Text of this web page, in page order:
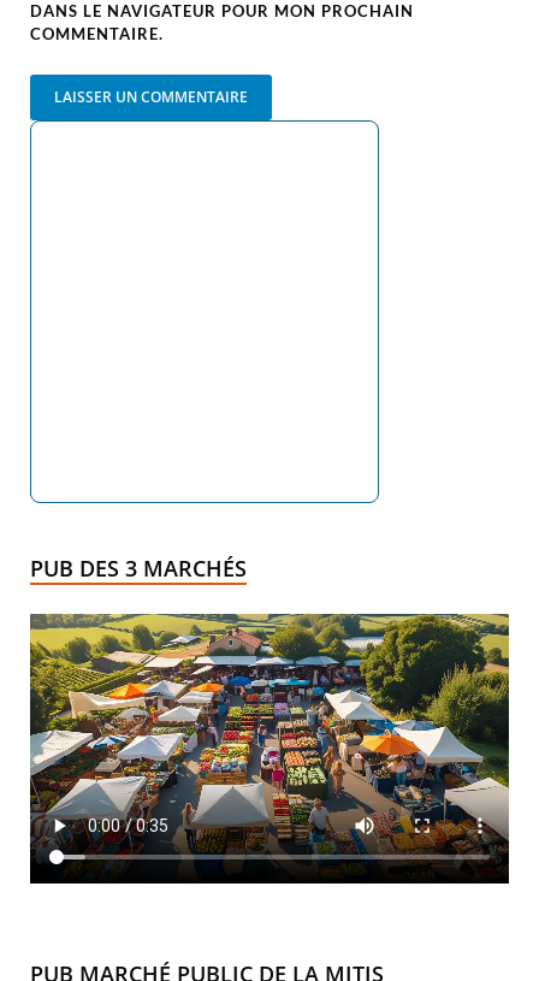
DANS LE NAVIGATEUR POUR MON PROCHAIN
COMMENTAIRE.
PUB DES 3 MARCHÉS
PUB MARCHÉ PUBLIC DE LA MITIS